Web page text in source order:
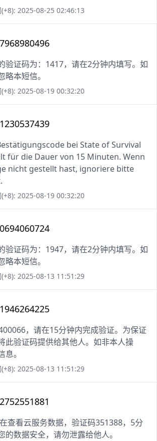
2025-08-25 02:46:13
验证码为：1417，请在2分钟内填写。如
本短信。
2025-08-19 00:32:20
bei State of Survival
für die Dauer von 15 Minuten. Wenn
nicht gestellt hast, ignoriere bitte
2025-08-19 00:32:20
验证码为：1947，请在2分钟内填写。如
本短信。
2025-08-13 11:51:29
400066，请在15分钟内完成验证。为保证
此验证码提供给其他人。如非本人操
。
2025-08-13 11:51:29
查看云服务数据，验证码351388，5分
的数据安全，请勿泄露给他人。